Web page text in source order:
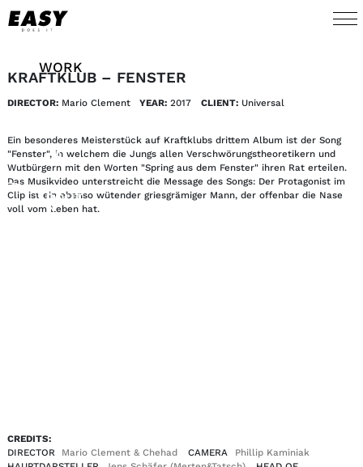
WORK
TALENTS
AI
ABOUT
KRAFTKLUB – FENSTER
DIRECTOR: Mario Clement YEAR:2017 CLIENT: Universal
Ein besonderes Meisterstück auf Kraftklubs drittem Album ist der Song
"Fenster", in welchem die Jungs allen Verschwörungstheoretikern und
Wutbürgern mit den Worten "Spring aus dem Fenster" ihren Rat erteilen.
Das Musikvideo unterstreicht die Message des Songs: Der Protagonist im
Clip ist ein ebenso wütender griesgrämiger Mann, der offenbar die Nase
voll vom Leben hat.
CREDITS:
DIRECTOR
Mario Clement & Chehad CAMERA
Phillip Kaminiak